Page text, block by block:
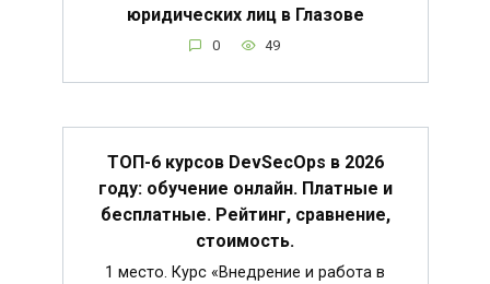
юридических лиц в Глазове
0 49
ТОП-6 курсов DevSecOps в 2026
году: обучение онлайн. Платные и
бесплатные. Рейтинг, сравнение,
стоимость.
1 место. Курс «Внедрение и работа в